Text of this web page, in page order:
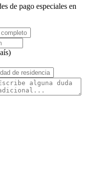
de pago especiales en